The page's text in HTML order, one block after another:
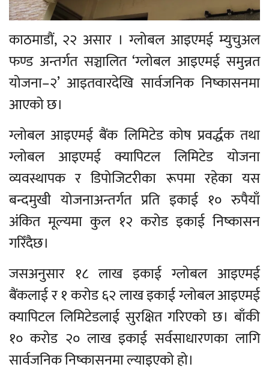
काठमाडौं, २२ असार । ग्लोबल आइएमई म्युचुअल
फण्ड अन्तर्गत सञ्चालित ‘ग्लोबल आइएमई समुन्नत
योजना–२’ आइतवारदेखि सार्वजनिक निष्कासनमा
आएको छ।
ग्लोबल आइएमई बैंक लिमिटेड कोष प्रवर्द्धक तथा
ग्लोबल आइएमई क्यापिटल लिमिटेड योजना
व्यवस्थापक र डिपोजिटरीका रूपमा रहेका यस
बन्दमुखी योजनाअन्तर्गत प्रति इकाई १० रुपैयाँ
अंकित मूल्यमा कुल १२ करोड इकाई निष्कासन
गरिँदैछ।
जसअनुसार १८ लाख इकाई ग्लोबल आइएमई
बैंकलाई र १ करोड ६२ लाख इकाई ग्लोबल आइएमई
क्यापिटल लिमिटेडलाई सुरक्षित गरिएको छ। बाँकी
१० करोड २० लाख इकाई सर्वसाधारणका लागि
सार्वजनिक निष्कासनमा ल्याइएको हो।